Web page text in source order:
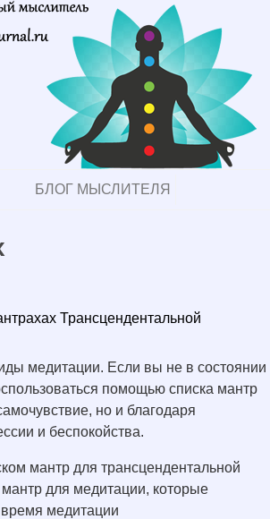
БЛОГ МЫСЛИТЕЛЯ
Трансцендентальной
медитации. Если вы не в состоянии
помощью списка мантр
но и благодаря
и беспокойства.
мантр для трансцендентальной
для медитации, которые
медитации